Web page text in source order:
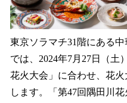
東京ソラマチ31階にある中
では、2024年7⽉27⽇（⼟
花⽕⼤会」に合わせ、花
します。「第47回隅⽥川